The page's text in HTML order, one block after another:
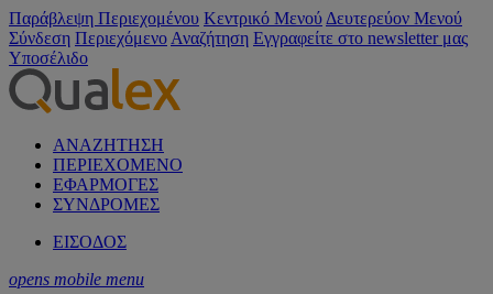
Παράβλεψη Περιεχομένου Κεντρικό Μενού Δευτερεύον Μενού
Σύνδεση Περιεχόμενο Αναζήτηση Εγγραφείτε στο newsletter μας
Υποσέλιδο
ΑΝΑΖΗΤΗΣΗ
ΠΕΡΙΕΧΟΜΕΝΟ
ΕΦΑΡΜΟΓΕΣ
ΣΥΝΔΡΟΜΕΣ
ΕΙΣΟΔΟΣ
opens mobile menu